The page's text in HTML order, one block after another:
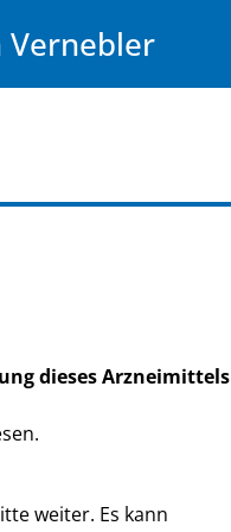
Vernebler
dieses Arzneimittels
weiter. Es kann